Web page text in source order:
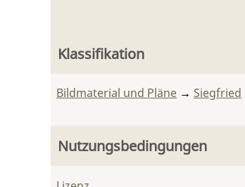
Klassifikation
Bildmaterial und Pläne → Siegfried
Nutzungsbedingungen